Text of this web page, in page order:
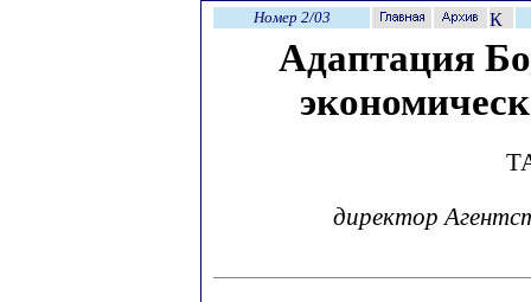
Номер 2/03
Адаптация
директор